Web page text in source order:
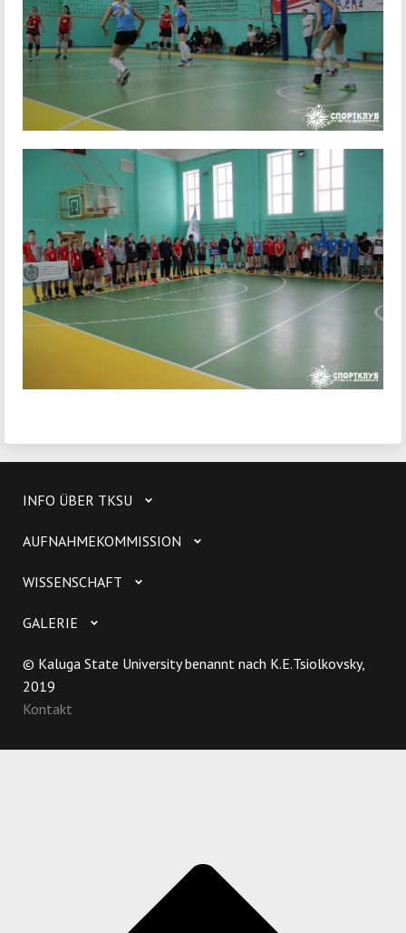
INFO ÜBER TKSU
AUFNAHMEKOMMISSION
WISSENSCHAFT
GALERIE
© Kaluga State University benannt nach K.E.Tsiolkovsky,
2019
Kontakt